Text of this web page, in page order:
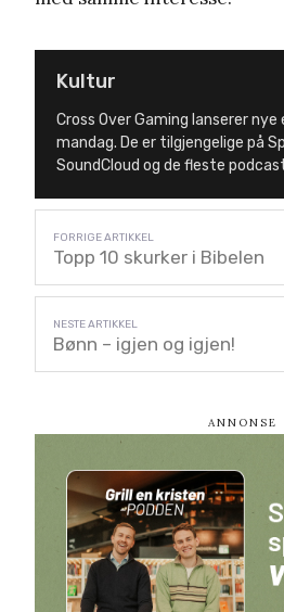
Kultur
Cross Over Gaming lanserer
mandag. De er tilgjengelige på
SoundCloud og de fleste
Topp 10 skurker i Bibelen
Bønn – igjen og igjen!